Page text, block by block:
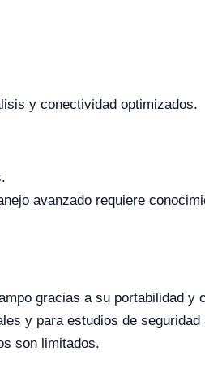
y conectividad optimizados.
avanzado requiere
gracias a su portabilidad y
y para estudios de
son limitados.